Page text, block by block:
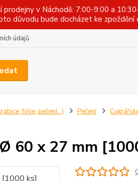
v Náchodě: 7:00-9:00 a
důvodu bude docházet ke zpoždění
údajů
fólie, pečení...) Pečení
60 x 27 mm